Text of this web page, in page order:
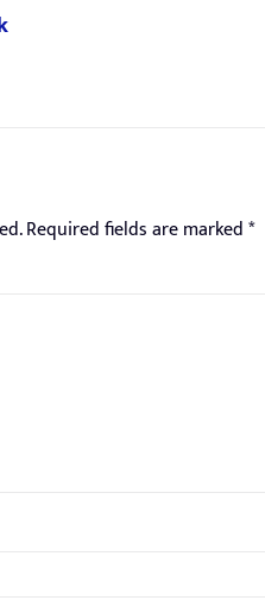
Required fields are marked*